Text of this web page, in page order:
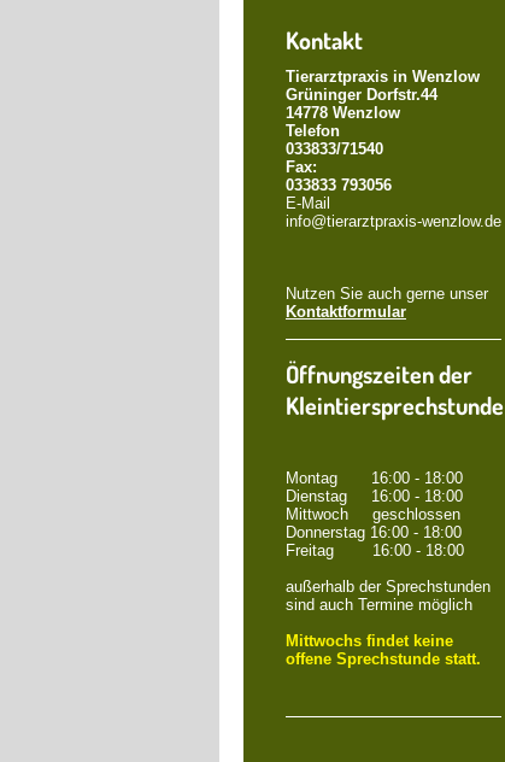
Kontakt
Tierarztpraxis in Wenzlow
Grüninger Dorfstr.44
14778 Wenzlow
Telefon
033833/71540
Fax:
033833 793056
E-Mail
info@tierarztpraxis-wenzlow.de
Nutzen Sie auch gerne unser
Kontaktformular
Öffnungszeiten der
Kleintiersprechstunde
Montag 16:00 - 18:00
Dienstag 16:00 - 18:00
Mittwoch geschlossen
Donnerstag 16:00 - 18:00
Freitag 16:00 - 18:00
außerhalb der Sprechstunden
sind auch Termine möglich
Mittwochs findet keine
offene Sprechstunde statt.